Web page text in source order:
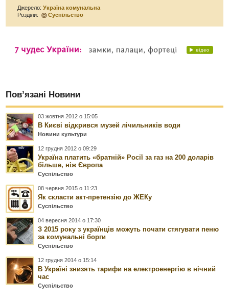
Джерело:Україна комунальна
Розділи:
Суспільство
Пов’язані Новини
03 жовтня 2012 о 15:05
В Києві відкрився музей лічильників води
Новини культури
12 грудня 2012 о 09:29
Україна платить «братній» Росії за газ на 200 доларів
більше, ніж Європа
Суспільство
08 червня 2015 о 11:23
Як скласти акт-претензію до ЖЕКу
Суспільство
04 вересня 2014 о 17:30
З 2015 року з українців можуть почати стягувати пеню
за комунальні борги
Суспільство
12 грудня 2014 о 15:14
В Україні знизять тарифи на електроенергію в нічний
час
Суспільство